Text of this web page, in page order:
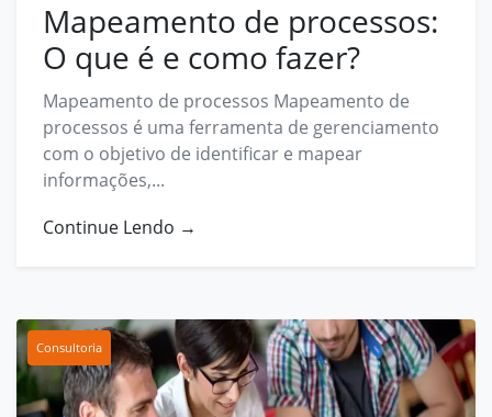
Mapeamento de processos:
O que é e como fazer?
Mapeamento de processos Mapeamento de
processos é uma ferramenta de gerenciamento
com o objetivo de identificar e mapear
informações,...
Continue Lendo →
Consultoria